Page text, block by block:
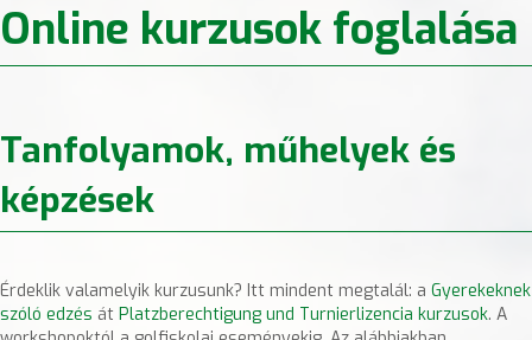
Online kurzusok foglalása
Tanfolyamok, műhelyek és
képzések
Érdeklik valamelyik kurzusunk? Itt mindent megtalál: a Gyerekeknek
szóló edzés át Platzberechtigung und Turnierlizencia kurzusok. A